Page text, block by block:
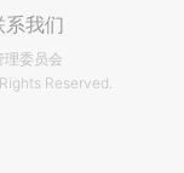
系我们
理委员会
Reserved.